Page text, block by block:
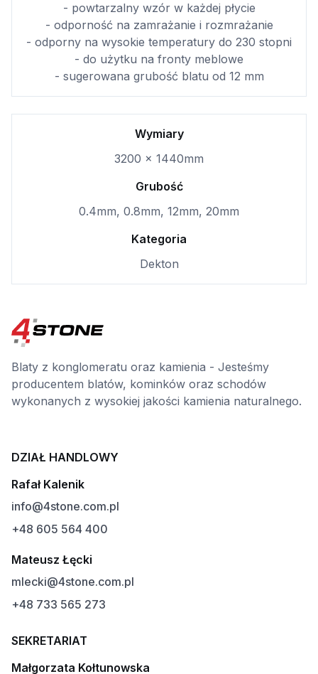
- powtarzalny wzór w każdej płycie
- odporność na zamrażanie i rozmrażanie
- odporny na wysokie temperatury do 230 stopni
- do użytku na fronty meblowe
- sugerowana grubość blatu od 12 mm
Wymiary
3200 x 1440mm
Grubość
0.4mm, 0.8mm, 12mm, 20mm
Kategoria
Dekton
Blaty z konglomeratu oraz kamienia - Jesteśmy
producentem blatów, kominków oraz schodów
wykonanych z wysokiej jakości kamienia naturalnego.
DZIAŁ HANDLOWY
Rafał Kalenik
info@4stone.com.pl
+48 605 564 400
Mateusz Łęcki
mlecki@4stone.com.pl
+48 733 565 273
SEKRETARIAT
Małgorzata Kołtunowska